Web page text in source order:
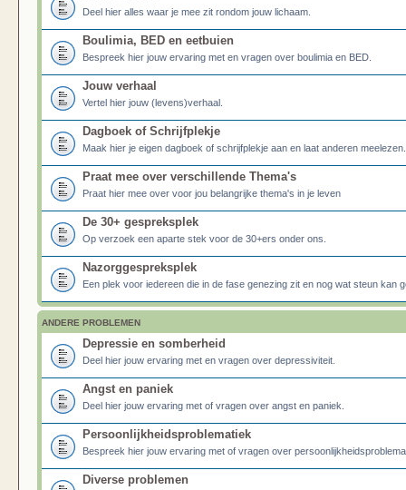
Deel hier alles waar je mee zit rondom jouw lichaam.
Boulimia, BED en eetbuien
Bespreek hier jouw ervaring met en vragen over boulimia en BED.
Jouw verhaal
Vertel hier jouw (levens)verhaal.
Dagboek of Schrijfplekje
Maak hier je eigen dagboek of schrijfplekje aan en laat anderen meelezen.
Praat mee over verschillende Thema's
Praat hier mee over voor jou belangrijke thema's in je leven
De 30+ gespreksplek
Op verzoek een aparte stek voor de 30+ers onder ons.
Nazorggespreksplek
Een plek voor iedereen die in de fase genezing zit en nog wat steun kan
ANDERE PROBLEMEN
Depressie en somberheid
Deel hier jouw ervaring met en vragen over depressiviteit.
Angst en paniek
Deel hier jouw ervaring met of vragen over angst en paniek.
Persoonlijkheidsproblematiek
Bespreek hier jouw ervaring met of vragen over
Diverse problemen